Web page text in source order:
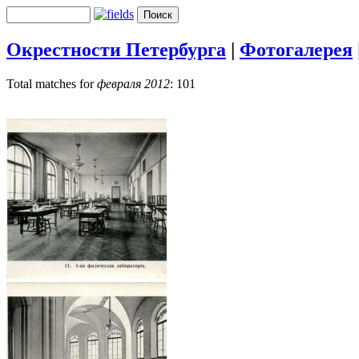
Окрестности Петербурга | Фотогалерея
Total matches forфевраля 2012: 101